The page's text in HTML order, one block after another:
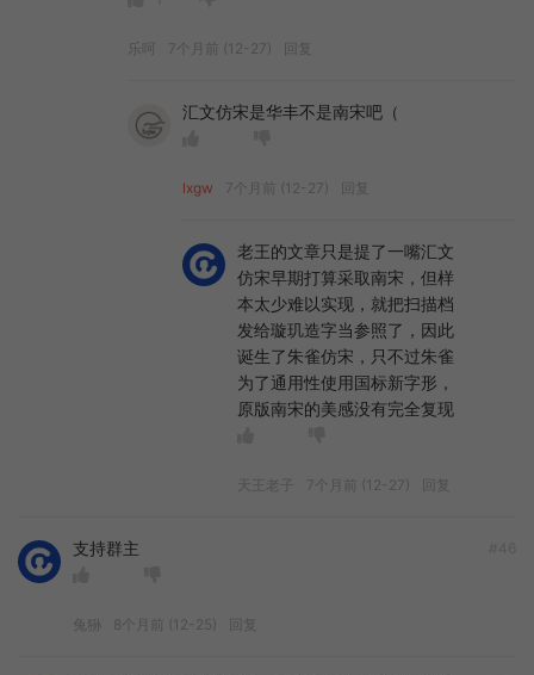
乐呵 7个月前 (12-27) 回复
汇文仿宋是华丰不是南宋吧（
lxgw 7个月前 (12-27) 回复
老王的文章只是提了一嘴汇文
仿宋早期打算采取南宋，但样
本太少难以实现，就把扫描档
发给璇玑造字当参照了，因此
诞生了朱雀仿宋，只不过朱雀
为了通用性使用国标新字形，
原版南宋的美感没有完全复现
天王老子 7个月前 (12-27) 回复
支持群主
兔狲 8个月前 (12-25) 回复